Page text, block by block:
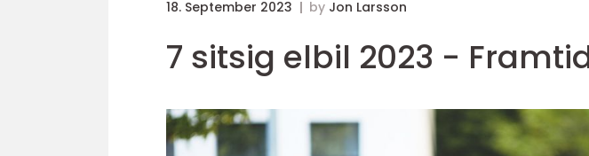
18. September 2023 by Jon Larsson
7 sitsig elbil 2023 -